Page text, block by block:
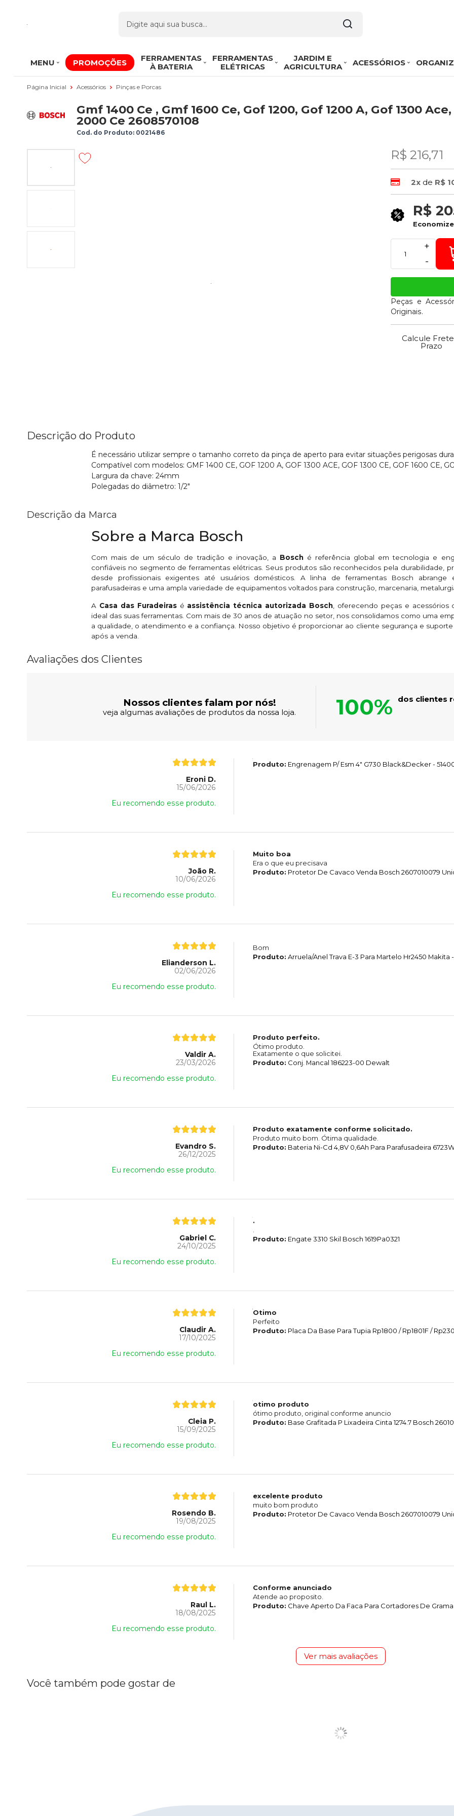
MENU PROMOÇÕES
FERRAMENTAS
À BATERIA
FERRAMENTAS
ELÉTRICAS
JARDIM E
AGRICULTURA
ACESSÓRIOS
Página Inicial Acessórios Pinças e Porcas
Gmf 1400 Ce , Gmf 1600 Ce, Gof 1200, Gof 1200 A, Gof 1300
2000 Ce 2608570108
Cod. do Produto: 0021486
R$ 216,71
2x de R$
R$
Economize
-
+
Peças e
Originais.
Calcule
Prazo
Descrição do Produto
É necessário utilizar sempre o tamanho correto da pinça de aperto para evitar situações perigosas
Compatível com modelos: GMF 1400 CE, GOF 1200 A, GOF 1300 ACE, GOF 1300 CE, GOF 1600 CE,
Largura da chave: 24mm
Polegadas do diâmetro: 1/2"
Descrição da Marca
Sobre a Marca Bosch
Com mais de um século de tradição e inovação, a Bosché referência global em tecnologia e
confiáveis no segmento de ferramentas elétricas. Seus produtos são reconhecidos pela durabilidade,
desde profissionais exigentes até usuários domésticos. A linha de ferramentas Bosch abrange
parafusadeiras e uma ampla variedade de equipamentos voltados para construção, marcenaria,
A Casa das Furadeirasé assistência técnica autorizada Bosch , oferecendo peças e
ideal das suas ferramentas. Com mais de 30 anos de atuação no setor, nos consolidamos como uma
a qualidade, o atendimento e a confiança. Nosso objetivo é proporcionar ao cliente segurança e
após a venda.
Avaliações dos Clientes
Nossos clientes falam por nós!
veja algumas avaliações de produtos da nossa loja. 100% dos clientes
Eroni D.
15/06/2026
Eu recomendo esse produto.
Produto: Engrenagem P/ Esm 4" G730 Black&Decker -
João R.
10/06/2026
Eu recomendo esse produto.
Muito boa
Era o que eu precisava
Produto: Protetor De Cavaco Venda Bosch 2607010079
Elianderson L.
02/06/2026
Eu recomendo esse produto.
Bom
Produto: Arruela/Anel Trava E-3 Para Martelo Hr2450 Makita -
Valdir A.
23/03/2026
Eu recomendo esse produto.
Produto perfeito.
Ótimo produto.
Exatamente o que solicitei.
Produto: Conj. Mancal 186223-00 Dewalt
Evandro S.
26/12/2025
Eu recomendo esse produto.
Produto exatamente conforme solicitado.
Produto muito bom. Ótima qualidade.
Produto: Bateria Ni-Cd 4,8V 0,6Ah Para Parafusadeira
Gabriel C.
24/10/2025
Eu recomendo esse produto.
.
Produto: Engate 3310 Skil Bosch 1619Pa0321
Claudir A.
17/10/2025
Eu recomendo esse produto.
Otimo
Perfeito
Produto: Placa Da Base Para Tupia Rp1800 / Rp1801F /
Cleia P.
15/09/2025
Eu recomendo esse produto.
otimo produto
ótimo produto, original conforme anuncio
Produto: Base Grafitada P Lixadeira Cinta 1274.7 Bosch
Rosendo B.
19/08/2025
Eu recomendo esse produto.
excelente produto
muito bom produto
Produto: Protetor De Cavaco Venda Bosch 2607010079
Raul L.
18/08/2025
Eu recomendo esse produto.
Conforme anunciado
Atende ao proposito.
Produto: Chave Aperto Da Faca Para Cortadores De Grama
Ver mais avaliações
Você também pode gostar de